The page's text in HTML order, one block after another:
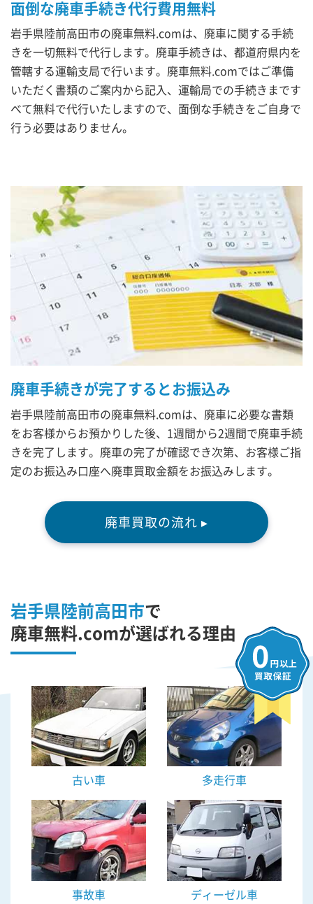
面倒な廃車手続き代行費用無料
岩手県陸前高田市の廃車無料.comは、廃車に関する手続
きを一切無料で代行します。廃車手続きは、都道府県内を
管轄する運輸支局で行います。廃車無料.comではご準備
いただく書類のご案内から記入、運輸局での手続きまです
べて無料で代行いたしますので、面倒な手続きをご自身で
行う必要はありません。
廃車手続きが完了するとお振込み
岩手県陸前高田市の廃車無料.comは、廃車に必要な書類
をお客様からお預かりした後、1週間から2週間で廃車手続
きを完了します。廃車の完了が確認でき次第、お客様ご指
定のお振込み口座へ廃車買取金額をお振込みします。
廃車買取の流れ ▸
岩手県陸前高田市で
廃車無料.comが選ばれる理由
古い車 多走行車
事故車 ディーゼル車